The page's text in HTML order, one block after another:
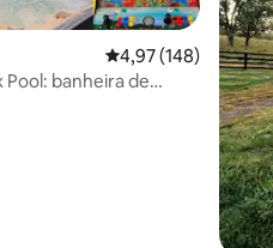
5, 186 avaliações4,97 de uma
4,97 (148)
Pool: banheira de